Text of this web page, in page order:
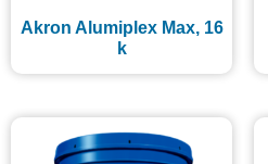
Akron Alumiplex Max, 16
k